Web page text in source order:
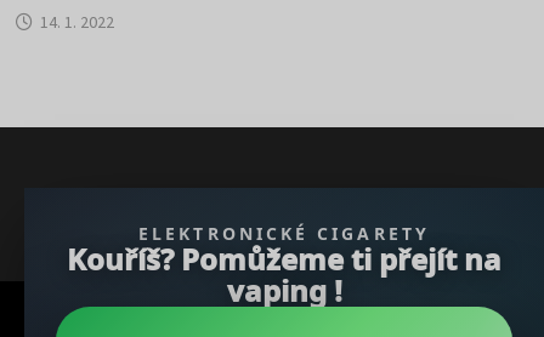
14. 1. 2022
ELEKTRONICKÉ CIGARETY
Kouříš? Pomůžeme ti přejít na
vaping !